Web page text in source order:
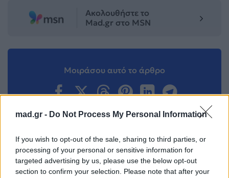
mad.gr - Do Not Process My Personal Information
If you wish to opt-out of the sale, sharing to third parties, or
processing of your personal or sensitive information for
targeted advertising by us, please use the below opt-out
section to confirm your selection. Please note that after your
Ακολουθήστε το
Mad.gr στο MSN
Μοιράσου αυτό το άρθρο
Προηγούμενο Επόμενο